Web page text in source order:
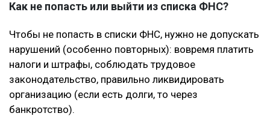
Как не попасть или выйти из списка ФНС?
Чтобы не попасть в списки ФНС, нужно не допускать
нарушений (особенно повторных): вовремя платить
налоги и штрафы, соблюдать трудовое
законодательство, правильно ликвидировать
организацию (если есть долги, то через
банкротство).